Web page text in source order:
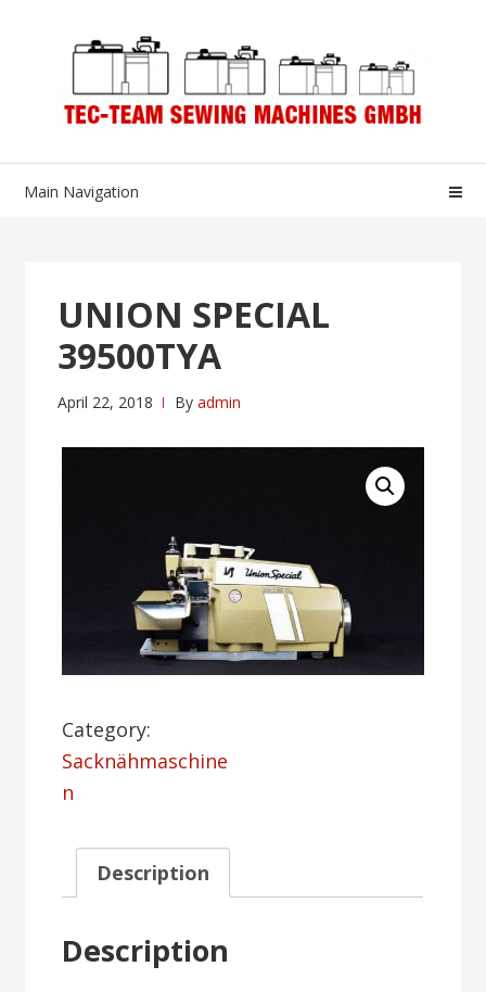
Main Navigation
UNION SPECIAL
39500TYA
April 22, 2018 Byadmin
Category:
Sacknähmaschine
n
Description
Description